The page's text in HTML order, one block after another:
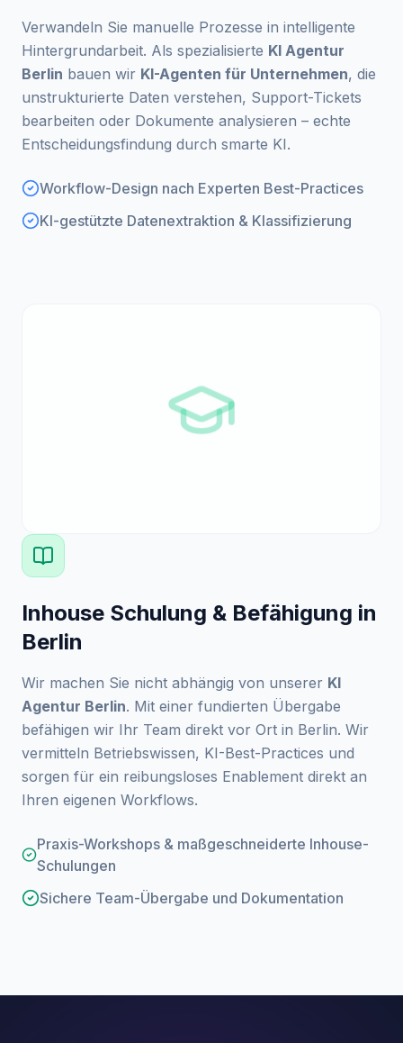
Verwandeln Sie manuelle Prozesse in intelligente
Hintergrundarbeit. Als spezialisierte KI Agentur
Berlin bauen wir KI-Agenten für Unternehmen, die
unstrukturierte Daten verstehen, Support-Tickets
bearbeiten oder Dokumente analysieren – echte
Entscheidungsfindung durch smarte KI.
Workflow-Design nach Experten Best-Practices
KI-gestützte Datenextraktion & Klassifizierung
Inhouse Schulung & Befähigung in
Berlin
Wir machen Sie nicht abhängig von unserer KI
Agentur Berlin. Mit einer fundierten Übergabe
befähigen wir Ihr Team direkt vor Ort in Berlin. Wir
vermitteln Betriebswissen, KI-Best-Practices und
sorgen für ein reibungsloses Enablement direkt an
Ihren eigenen Workflows.
Praxis-Workshops & maßgeschneiderte Inhouse-
Schulungen
Sichere Team-Übergabe und Dokumentation